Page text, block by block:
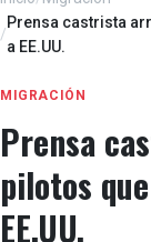
/
Prensa castrista
a EE.UU.
MIGRACIÓN
Prensa
pilotos
EE.UU.